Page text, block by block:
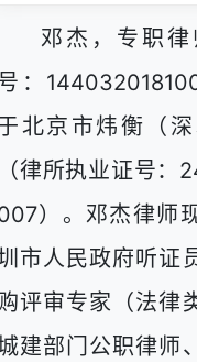
邓杰，专职
：
北京市炜衡（
（律所执业证号
）。邓杰律师
市人民政府听证
评审专家（法律
建部门公职律师